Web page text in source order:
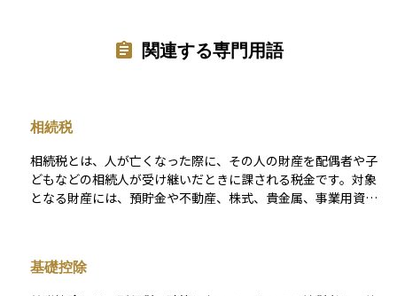
関連する専門用語
相続税
相続税とは、人が亡くなった際に、その人の財産を配偶者や子
どもなどの相続人が受け継いだときに課される税金です。対象
となる財産には、預貯金や不動産、株式、貴金属、事業用資産
ば原則として税金はかかりません。しかし、資産規模が大きい
場合や相続人の数が少ない場合には、課税対象となり、10％〜
基礎控除